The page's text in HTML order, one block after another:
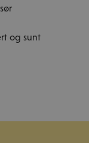
og sunt